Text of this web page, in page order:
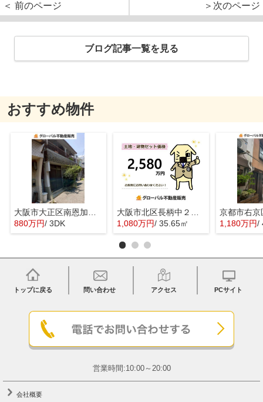
＜ 前のページ
＞次のページ
ブログ記事一覧を見る
おすすめ物件
大阪市大正区南恩加島３丁目の中古一戸建
880万円/ 3DK
大阪市北区長柄中２丁目の売地
1,080万円/ 35.65㎡ 1,180万円/
トップに戻る 問い合わせ アクセス PCサイト
営業時間:10:00～20:00
会社概要